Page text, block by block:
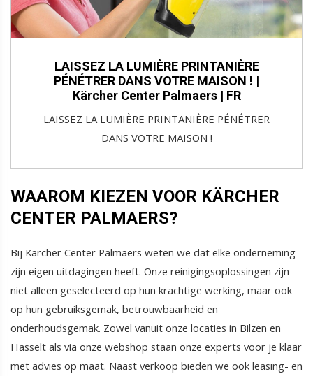
LAISSEZ LA LUMIÈRE PRINTANIÈRE
PÉNÉTRER DANS VOTRE MAISON ! |
Kärcher Center Palmaers | FR
LAISSEZ LA LUMIÈRE PRINTANIÈRE PÉNÉTRER
DANS VOTRE MAISON !
WAAROM KIEZEN VOOR KÄRCHER
CENTER PALMAERS?
Bij Kärcher Center Palmaers weten we dat elke onderneming
zijn eigen uitdagingen heeft. Onze reinigingsoplossingen zijn
niet alleen geselecteerd op hun krachtige werking, maar ook
op hun gebruiksgemak, betrouwbaarheid en
onderhoudsgemak. Zowel vanuit onze locaties in Bilzen en
Hasselt als via onze webshop staan onze experts voor je klaar
met advies op maat. Naast verkoop bieden we ook leasing- en